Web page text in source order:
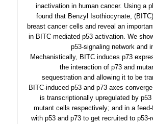
inactivation in human cancer. Using a
found that Benzyl Isothiocynate,
breast cancer cells and reveal an
in BITC-mediated p53 activation. We
p53-signaling network and
Mechanistically, BITC induces p73
the interaction of p73 and
sequestration and allowing it to be
BITC-induced p53 and p73 axes
is transcriptionally upregulated by
mutant cells respectively; and in a
with p53 and p73 to get recruited to